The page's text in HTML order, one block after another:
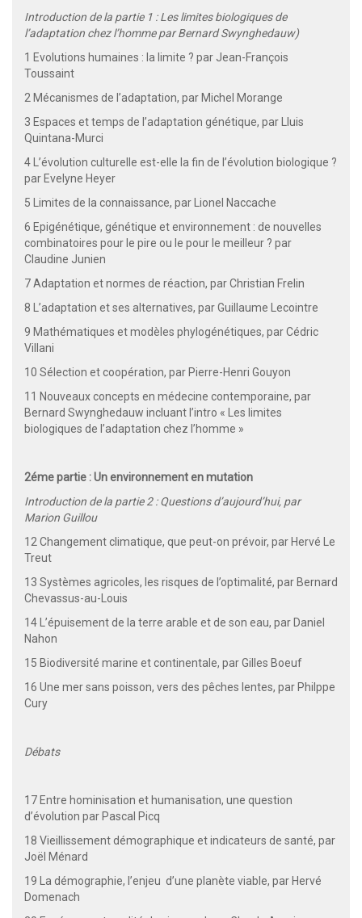
Introduction de la partie 1 : Les limites biologiques de
l’adaptation chez l’homme par Bernard Swynghedauw)
1 Evolutions humaines : la limite ? par Jean-François
Toussaint
2 Mécanismes de l’adaptation, par Michel Morange
3 Espaces et temps de l’adaptation génétique, par Lluis
Quintana-Murci
4 L’évolution culturelle est-elle la fin de l’évolution biologique ?
par Evelyne Heyer
5 Limites de la connaissance, par Lionel Naccache
6 Epigénétique, génétique et environnement : de nouvelles
combinatoires pour le pire ou le pour le meilleur ? par
Claudine Junien
7 Adaptation et normes de réaction, par Christian Frelin
8 L’adaptation et ses alternatives, par Guillaume Lecointre
9 Mathématiques et modèles phylogénétiques, par Cédric
Villani
10 Sélection et coopération, par Pierre-Henri Gouyon
11 Nouveaux concepts en médecine contemporaine, par
Bernard Swynghedauw incluant l’intro « Les limites
biologiques de l’adaptation chez l’homme »
2éme partie : Un environnement en mutation
Introduction de la partie 2 : Questions d’aujourd’hui, par
Marion Guillou
12 Changement climatique, que peut-on prévoir, par Hervé Le
Treut
13 Systèmes agricoles, les risques de l’optimalité, par Bernard
Chevassus-au-Louis
14 L’épuisement de la terre arable et de son eau, par Daniel
Nahon
15 Biodiversité marine et continentale, par Gilles Boeuf
16 Une mer sans poisson, vers des pêches lentes, par Philppe
Cury
Débats
17 Entre hominisation et humanisation, une question
d’évolution par Pascal Picq
18 Vieillissement démographique et indicateurs de santé, par
Joël Ménard
19 La démographie, l’enjeu d’une planète viable, par Hervé
Domenach